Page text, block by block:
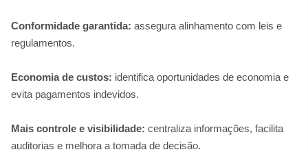
Conformidade garantida: assegura alinhamento com leis e
regulamentos.
Economia de custos: identifica oportunidades de economia e
evita pagamentos indevidos.
Mais controle e visibilidade: centraliza informações, facilita
auditorias e melhora a tomada de decisão.